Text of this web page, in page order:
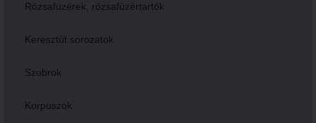
Rózsafüzérek, rózsafüzértartók
Keresztút sorozatok
Szobrok
Korpuszok